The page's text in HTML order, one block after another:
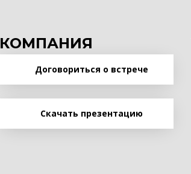
КОМПАНИЯ
Договориться о встрече
Скачать презентацию